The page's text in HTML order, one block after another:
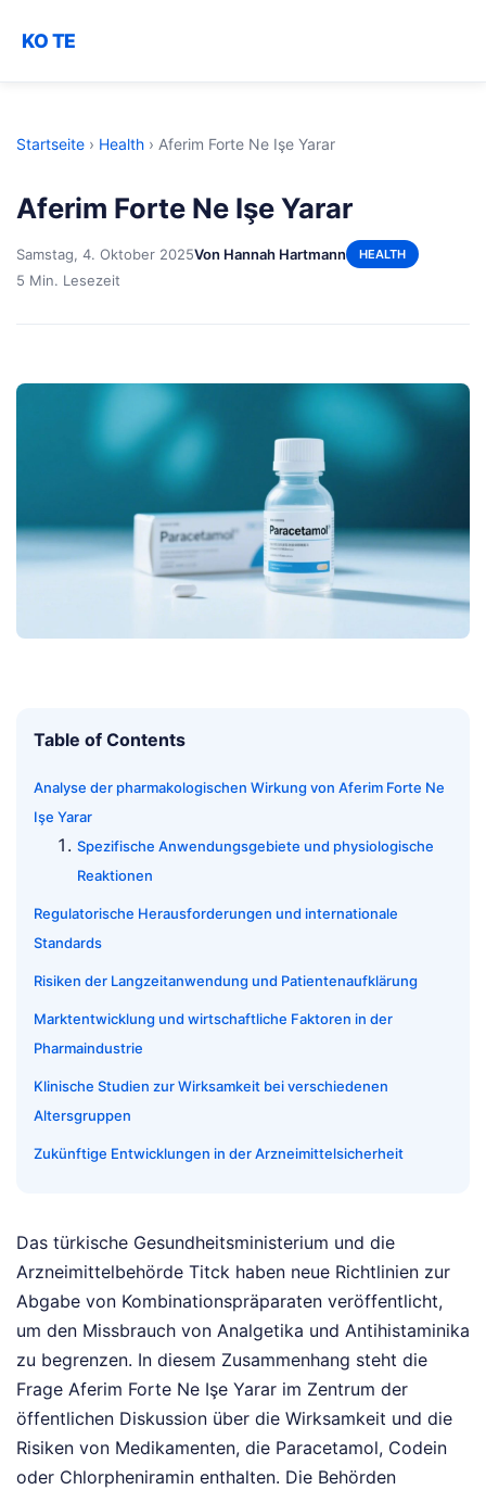
KO TE
Startseite › Health › Aferim Forte Ne Işe Yarar
Aferim Forte Ne Işe Yarar
Samstag, 4. Oktober 2025Von Hannah Hartmann HEALTH
5 Min. Lesezeit
Table of Contents
Analyse der pharmakologischen Wirkung von Aferim Forte Ne
Işe Yarar
Spezifische Anwendungsgebiete und physiologische
Reaktionen
Regulatorische Herausforderungen und internationale
Standards
Risiken der Langzeitanwendung und Patientenaufklärung
Marktentwicklung und wirtschaftliche Faktoren in der
Pharmaindustrie
Klinische Studien zur Wirksamkeit bei verschiedenen
Altersgruppen
Zukünftige Entwicklungen in der Arzneimittelsicherheit
Das türkische Gesundheitsministerium und die
Arzneimittelbehörde Titck haben neue Richtlinien zur
Abgabe von Kombinationspräparaten veröffentlicht,
um den Missbrauch von Analgetika und Antihistaminika
zu begrenzen. In diesem Zusammenhang steht die
Frage Aferim Forte Ne Işe Yarar im Zentrum der
öffentlichen Diskussion über die Wirksamkeit und die
Risiken von Medikamenten, die Paracetamol, Codein
oder Chlorpheniramin enthalten. Die Behörden